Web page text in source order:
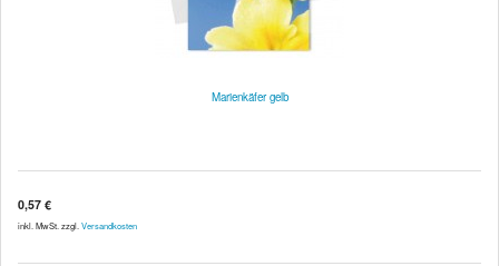
Marienkäfer gelb
0,57 €
inkl. MwSt. zzgl. Versandkosten